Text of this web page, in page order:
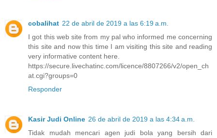
cobalihat 22 de abril de 2019 a las 6:19 a.m.
I got this web site from my pal who informed me concerning
this site and now this time I am visiting this site and reading
very informative content here.
https://secure.livechatinc.com/licence/8807266/v2/open_ch
at.cgi?groups=0
Responder
Kasir Judi Online 26 de abril de 2019 a las 4:34 a.m.
Tidak mudah mencari agen judi bola yang bersih dari